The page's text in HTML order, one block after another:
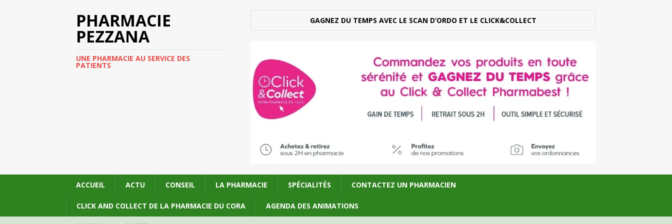
PHARMACIE
PEZZANA
UNE PHARMACIE AU SERVICE DES
PATIENTS
GAGNEZ DU TEMPS AVEC LE SCAN D’ORDO ET LE CLICK&COLLECT
ACCUEIL ACTU CONSEIL LA PHARMACIE SPÉCIALITÉS CONTACTEZ UN PHARMACIEN
CLICK AND COLLECT DE LA PHARMACIE DU CORA AGENDA DES ANIMATIONS